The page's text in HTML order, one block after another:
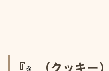
『
（クッキー